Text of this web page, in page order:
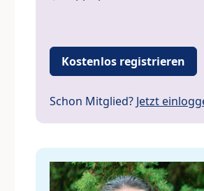
Kostenlos registrieren
Schon Mitglied? Jetzt